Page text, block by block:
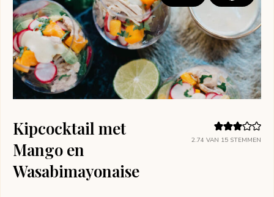
2.74 VAN 15 STEMMEN
Kipcocktail met
Mango en
Wasabimayonaise